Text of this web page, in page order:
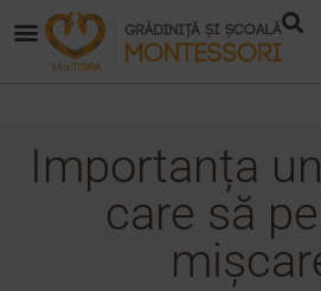
Importanța
care să